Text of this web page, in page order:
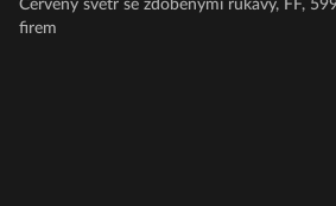
Červený svetr se zdobenými rukávy, FF,
firem